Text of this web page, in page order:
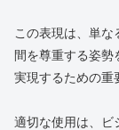
この表現は、単
間を尊重する姿
実現するための重
適切な使用は、ビ